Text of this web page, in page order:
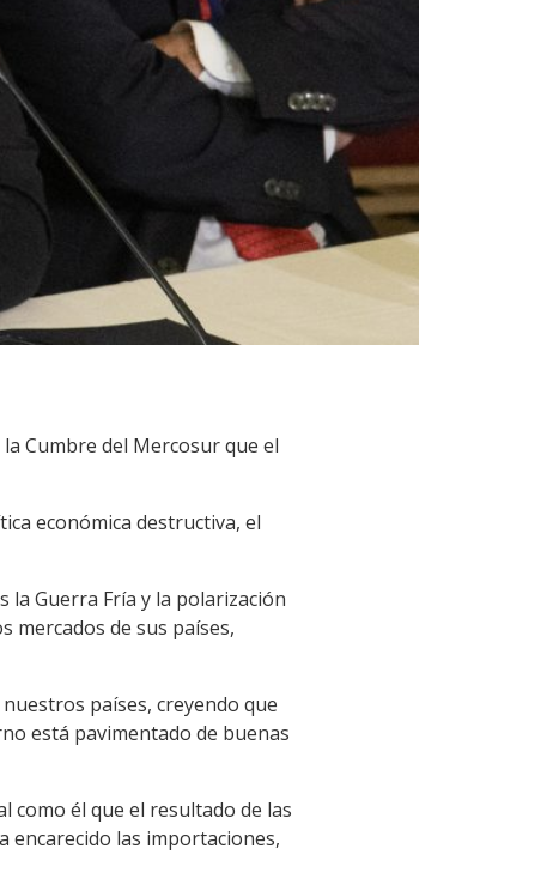
Cumbre del Mercosur que el
económica destructiva, el
Guerra Fría y la polarización
mercados de sus países,
países, creyendo que
está pavimentado de buenas
él que el resultado de las
encarecido las importaciones,